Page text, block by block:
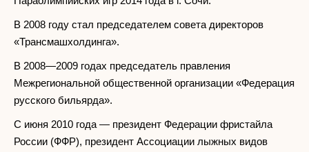
В 2008 году стал председателем совета директоров
«Трансмашхолдинга».
В 2008—2009 годах председатель правления
Межрегиональной общественной организации «Федерация
русского бильярда».
С июня 2010 года — президент Федерации фристайла
России (ФФР), президент Ассоциации лыжных видов